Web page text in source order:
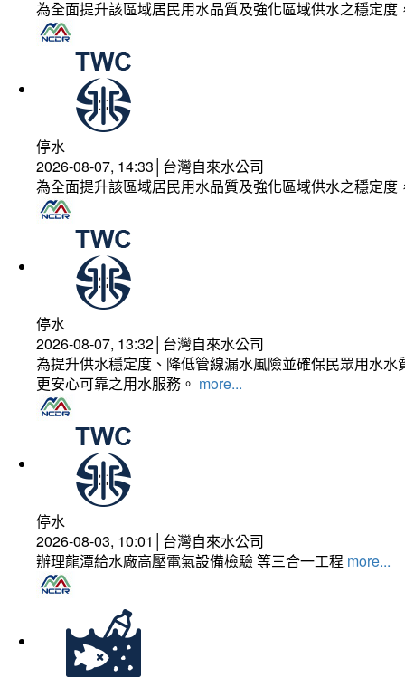
為全面提升該區域居民用水品質及強化區域供水之穩定
停水
2026-08-07, 14:33│台灣自來水公司
為全面提升該區域居民用水品質及強化區域供水之穩定
停水
2026-08-07, 13:32│台灣自來水公司
為提升供水穩定度、降低管線漏水風險並確保民眾用水
更安心可靠之用水服務。 more...
停水
2026-08-03, 10:01│台灣自來水公司
辦理龍潭給水廠高壓電氣設備檢驗 等三合一工程 more...